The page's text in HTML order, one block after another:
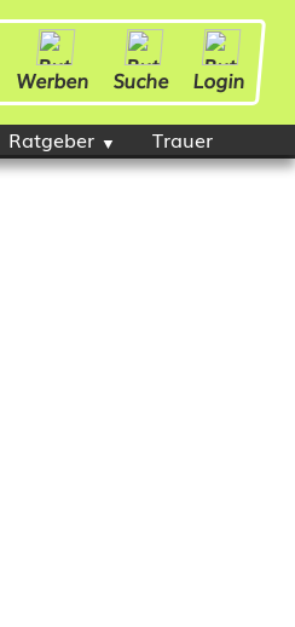
Werben Suche Login
Ratgeber Trauer